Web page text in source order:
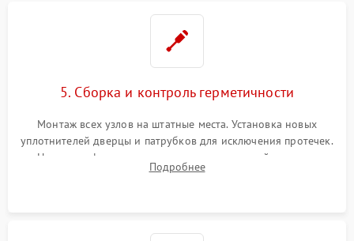
5. Сборка и контроль герметичности
Монтаж всех узлов на штатные места. Установка новых
уплотнителей дверцы и патрубков для исключения протечек.
Надежная фиксация хомутов гидравлической системы,
сборка корпуса и установка датчика поплавка.
Подробнее